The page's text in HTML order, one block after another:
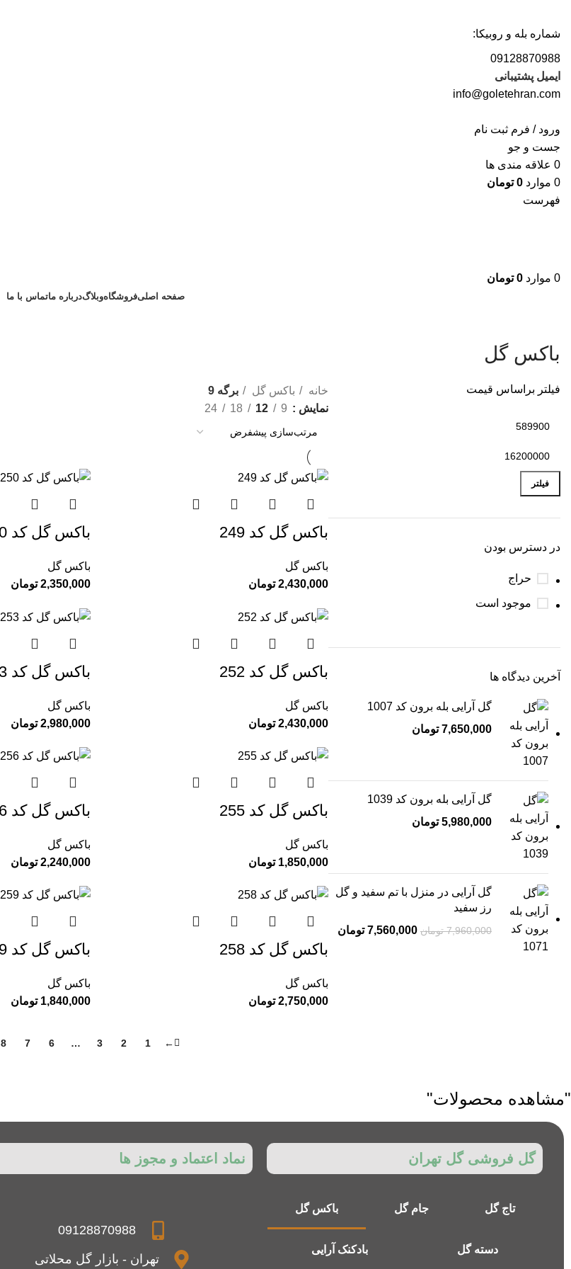
شماره بله و روبیکا:
09128870988
ایمیل پشتیبانی
info@goletehran.com
ورود / فرم ثبت نام
جست و جو
0 علاقه مندی ها
0 موارد 0 تومان
فهرست
0 موارد 0 تومان
صفحه اصلیفروشگاهوبلاگدرباره ماتماس با ما
باکس گل
فیلتر براساس قیمت
فیلتر
در دسترس بودن
حراج
موجود است
آخرین دیدگاه ها
گل آرایی بله برون کد 1007
7,650,000 تومان
گل آرایی بله برون کد 1039
5,980,000 تومان
گل آرایی در منزل با تم سفید و گل
رز سفید
7,960,000 تومان 7,560,000 تومان
خانه باکس گل
برگه 9
نمایش
9
12
18
24
باکس گل کد 249
باکس گل
2,430,000 تومان
باکس گل کد 250
باکس گل
2,350,000 تومان
باکس گل کد 252
باکس گل
2,430,000 تومان
باکس گل کد 253
باکس گل
2,980,000 تومان
باکس گل کد 255
باکس گل
1,850,000 تومان
باکس گل کد 256
باکس گل
2,240,000 تومان
باکس گل کد 258
باکس گل
2,750,000 تومان
باکس گل کد 259
باکس گل
1,840,000 تومان
←
1
2
3
…
6
7
8
"مشاهده محصولات"
گل فروشی گل تهران
تاج گل جام گل باکس گل
دسته گل بادکنک آرایی
نماد اعتماد و مجوز ها
09128870988
تهران - بازار گل محلاتی